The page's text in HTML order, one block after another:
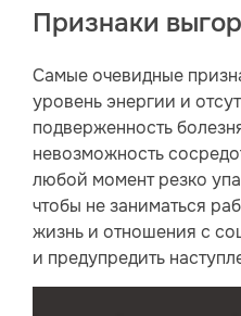
Признаки
Самые очевидные
уровень энергии и
подверженность
невозможность
любой момент резко
чтобы не заниматься
жизнь и отношения с
и предупредить